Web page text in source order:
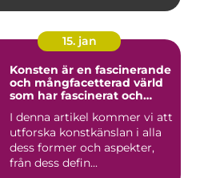
15. jan
Konsten är en fascinerande
och mångfacetterad värld
som har fascinerat och
århundraden
I denna artikel kommer vi att
utforska konstkänslan i alla
dess former och aspekter,
från dess defin...